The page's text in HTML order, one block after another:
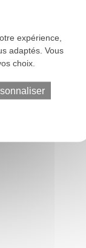
expérience,
adaptés. Vous
choix.